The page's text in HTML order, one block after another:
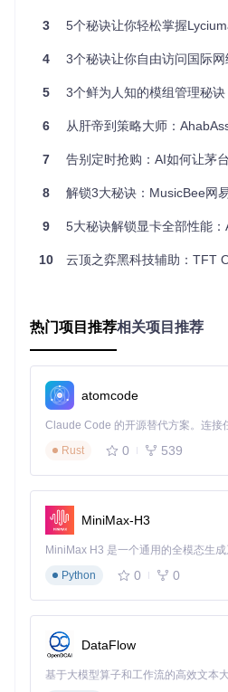
置→应用管理→DailyTask→权限→
关键提示：部分手机品牌（如华为
权限"中单独开启"悬浮窗"权限，设
权限是否生效。
通知栏权限配置教程
为确保能及时接收打卡结果通知，
通知监听权限开启指南
通知监听权限让应用能够捕获钉钉
入"设置"→"通知监听"，按照引导进
yTask并开启通知使用权。
避坑指南：部分机型需要在开发者
限"，如果设置后仍提示权限未开
配置。
三、使用阶段：任务管理
主界面功能介绍与基本操作
钮。
3 5个秘诀让你轻松掌握
4 3个秘诀让你自由访问国际网
5 3个鲜为人知的模组管理秘诀：
6 从肝帝到策略大师：AhabAssistant如何
7 告别定时抢购：AI如何让茅
8 解锁3大秘诀：MusicBee网
9 5大秘诀解锁显卡全部性能
10 云顶之弈黑科技辅助：TFT
热门项目推荐相关项目推荐
atomcode
Rust
0 539
MiniMax-H3
Python
0 0
DataFlow
基于大模型算子和工作流的高效文本